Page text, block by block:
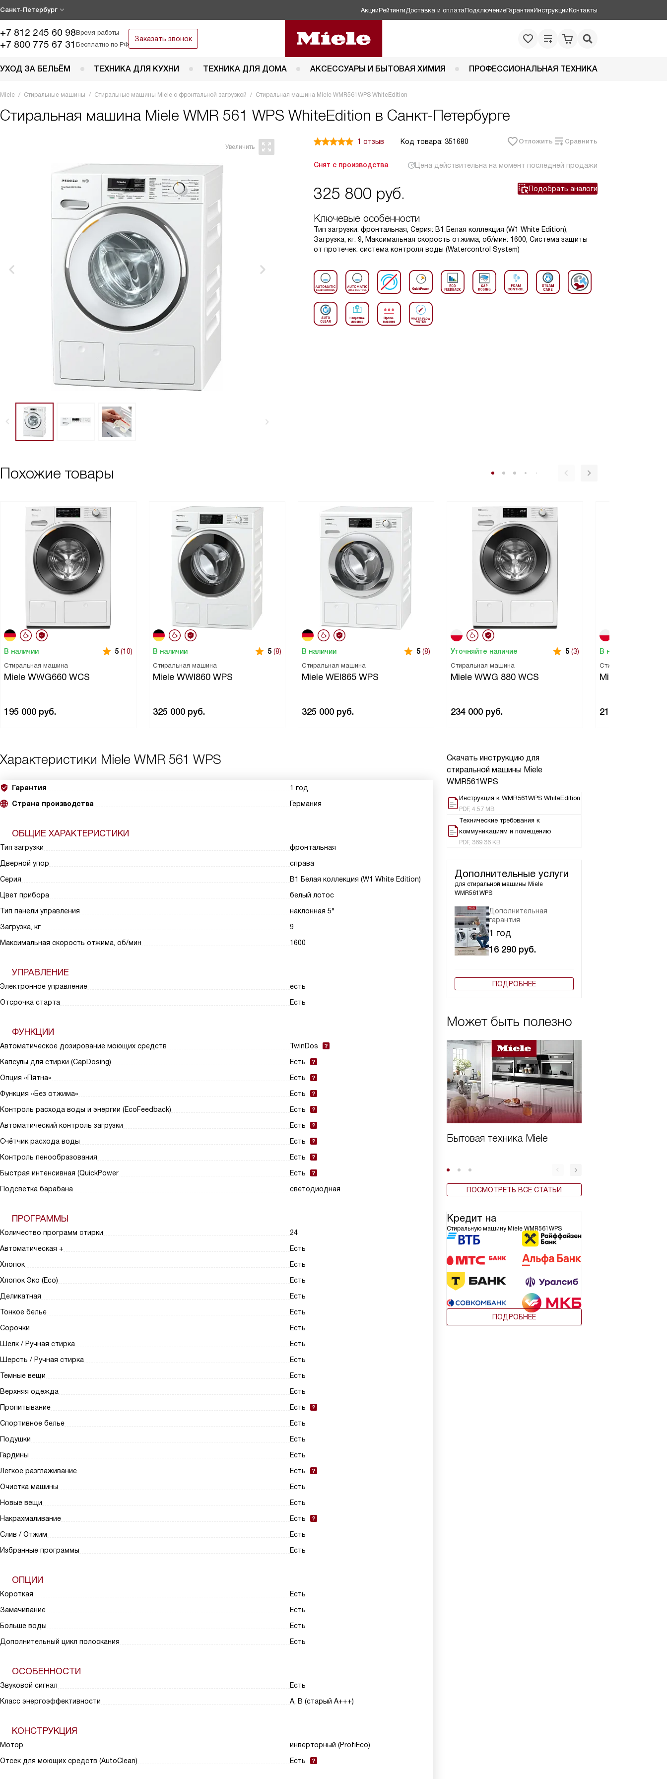
Санкт-Петербург АкцииРейтинги Доставка и оплатаПодключениеГарантияИнструкцииКонтакты
+7 812 245 60 98Время работы
+7 800 775 67 31 Бесплатно по РФ
Заказать звонок
УХОД ЗА БЕЛЬЁМ ТЕХНИКА ДЛЯ КУХНИ ТЕХНИКА ДЛЯ ДОМА АКСЕССУАРЫ И БЫТОВАЯ ХИМИЯ ПРОФЕССИОНАЛЬНАЯ ТЕХНИКА
Miele Стиральные машины Стиральные машины Miele с фронтальной загрузкой Стиральная машина Miele WMR561WPS WhiteEdition
Стиральная машина Miele WMR 561 WPS WhiteEdition в Санкт-Петербурге
1 отзыв Код товара: 351680 Отложить Сравнить
Снят с производства Цена действительна на момент последней продажи
325 800 руб. Подобрать аналоги
Ключевые особенности
Тип загрузки: фронтальная, Серия: В1 Белая коллекция (W1 White Edition),
Загрузка, кг: 9, Максимальная скорость отжима, об/мин: 1600, Система защиты
от протечек: система контроля воды (Watercontrol System)
Похожие товары
В наличии 5 (10)
Стиральная машина
Miele WWG660 WCS
195 000 руб.
В наличии 5 (8)
Стиральная машина
Miele WWI860 WPS
325 000 руб.
В наличии 5 (8)
Стиральная машина
Miele WEI865 WPS
325 000 руб.
Уточняйте наличие 5 (3)
Стиральная машина
Miele WWG 880 WCS
234 000 руб.
В наличии
Стиральная машина
Miele
214 500
Скачать инструкцию для
стиральной машины Miele
WMR561WPS
Инструкция к WMR561WPS WhiteEdition
PDF, 4.57 MB
Технические требования к
коммуникациям и помещению
PDF, 369.36 KB
Дополнительные услуги
для стиральной машины Miele
WMR561WPS
Дополнительная
гарантия
1 год
16 290 руб.
ПОДРОБНЕЕ
Может быть полезно
Бытовая техника Miele
ПОСМОТРЕТЬ ВСЕ СТАТЬИ
Кредит на
Стиральную машину Miele WMR561WPS
ПОДРОБНЕЕ
Характеристики Miele WMR 561 WPS
Гарантия
1 год
Страна производства
Германия
ОБЩИЕ ХАРАКТЕРИСТИКИ
Тип загрузки
фронтальная
Дверной упор
справа
Серия
В1 Белая коллекция (W1 White Edition)
Цвет прибора
белый лотос
Тип панели управления
наклонная 5°
Загрузка, кг
9
Максимальная скорость отжима, об/мин
1600
УПРАВЛЕНИЕ
Электронное управление
есть
Отсрочка старта
Есть
ФУНКЦИИ
Автоматическое дозирование моющих средств
TwinDos
Капсулы для стирки (CapDosing)
Есть
Опция «Пятна»
Есть
Функция «Без отжима»
Есть
Контроль расхода воды и энергии (EcoFeedback)
Есть
Автоматический контроль загрузки
Есть
Счётчик расхода воды
Есть
Контроль пенообразования
Есть
Быстрая интенсивная (QuickPower
Есть
Подсветка барабана
светодиодная
ПРОГРАММЫ
Количество программ стирки
24
Автоматическая +
Есть
Хлопок
Есть
Хлопок Эко (Eco)
Есть
Деликатная
Есть
Тонкое белье
Есть
Сорочки
Есть
Шелк / Ручная стирка
Есть
Шерсть / Ручная стирка
Есть
Темные вещи
Есть
Верхняя одежда
Есть
Пропитывание
Есть
Спортивное белье
Есть
Подушки
Есть
Гардины
Есть
Легкое разглаживание
Есть
Очистка машины
Есть
Новые вещи
Есть
Накрахмаливание
Есть
Слив / Отжим
Есть
Избранные программы
Есть
ОПЦИИ
Короткая
Есть
Замачивание
Есть
Больше воды
Есть
Дополнительный цикл полоскания
Есть
ОСОБЕННОСТИ
Звуковой сигнал
Есть
Класс энергоэффективности
A, B (старый A+++)
КОНСТРУКЦИЯ
Мотор
инверторный (ProfiEco)
Отсек для моющих средств (AutoClean)
Есть